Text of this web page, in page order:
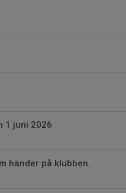
1 juni 2026
händer på klubben.